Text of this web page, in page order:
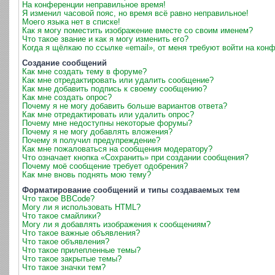
На конференции неправильное время!
Я изменил часовой пояс, но время всё равно неправильное!
Моего языка нет в списке!
Как я могу поместить изображение вместе со своим именем?
Что такое звание и как я могу изменить его?
Когда я щёлкаю по ссылке «email», от меня требуют войти на
Создание сообщений
Как мне создать тему в форуме?
Как мне отредактировать или удалить сообщение?
Как мне добавить подпись к своему сообщению?
Как мне создать опрос?
Почему я не могу добавить больше вариантов ответа?
Как мне отредактировать или удалить опрос?
Почему мне недоступны некоторые форумы?
Почему я не могу добавлять вложения?
Почему я получил предупреждение?
Как мне пожаловаться на сообщения модератору?
Что означает кнопка «Сохранить» при создании сообщения?
Почему моё сообщение требует одобрения?
Как мне вновь поднять мою тему?
Форматирование сообщений и типы создаваемых тем
Что такое BBCode?
Могу ли я использовать HTML?
Что такое смайлики?
Могу ли я добавлять изображения к сообщениям?
Что такое важные объявления?
Что такое объявления?
Что такое прилепленные темы?
Что такое закрытые темы?
Что такое значки тем?